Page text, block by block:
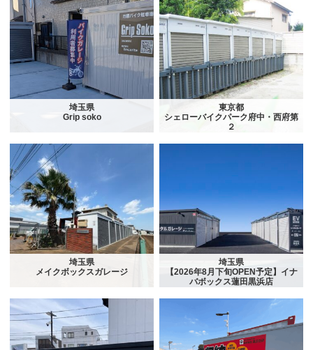
埼玉県
Grip soko
東京都
シェローバイクパーク府中・西府第
２
埼玉県
メイクボックスガレージ
埼玉県
【2026年8月下旬OPEN予定】イナ
バボックス蓮田黒浜店